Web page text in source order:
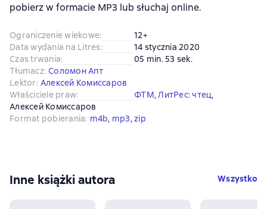
pobierz w formacie MP3 lub słuchaj online.
Ograniczenie wiekowe:
12+
Data wydania na Litres:
14 stycznia 2020
Czas trwania:
05 min. 53 sek.
Tłumacz: Соломон Апт
Lektor: Алексей Комиссаров
Właściciele praw: ФТМ, ЛитРес: чтец,
Алексей Комиссаров
Format pobierania: m4b, mp3, zip
Inne książki autora Wszystko